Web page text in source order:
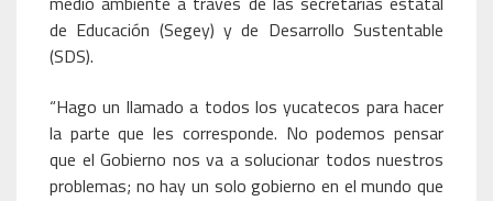
de Educación (Segey) y de Desarrollo Sustentable
(SDS).
“Hago un llamado a todos los yucatecos para hacer
la parte que les corresponde. No podemos pensar
que el Gobierno nos va a solucionar todos nuestros
problemas; no hay un solo gobierno en el mundo que